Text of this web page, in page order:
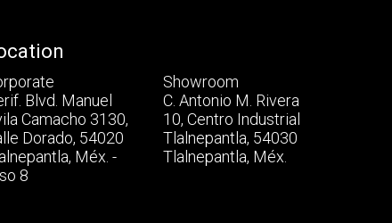
Blvd. Manuel
Camacho 3130,
Dorado, 54020
Méx. -
8
Showroom
C. Antonio M. Rivera
10, Centro Industrial
Tlalnepantla, 54030
Tlalnepantla, Méx.